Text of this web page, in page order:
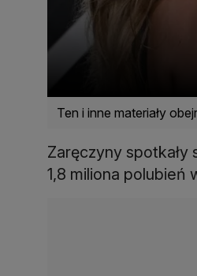
Ten i inne materiały
Zaręczyny spotkały
1,8 miliona polubień